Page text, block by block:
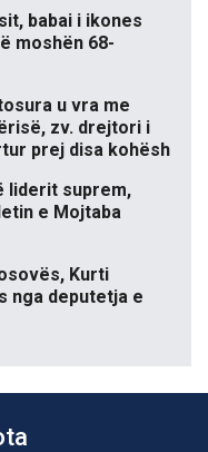
babai i ikones
moshën 68-
u vra me
zv. drejtori i
prej disa kohësh
liderit suprem,
e Mojtaba
Kurti
nga deputetja e